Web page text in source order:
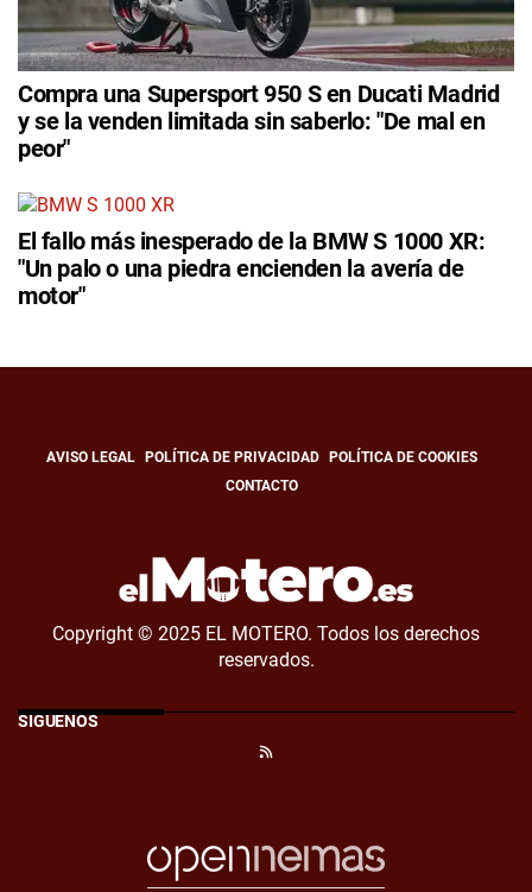
Compra una Supersport 950 S en Ducati Madrid
y se la venden limitada sin saberlo: "De mal en
peor"
El fallo más inesperado de la BMW S 1000 XR:
"Un palo o una piedra encienden la avería de
motor"
AVISO LEGAL POLÍTICA DE PRIVACIDAD
POLÍTICA DE COOKIES
CONTACTO
Copyright © 2025 EL MOTERO. Todos los derechos
reservados.
SÍGUENOS